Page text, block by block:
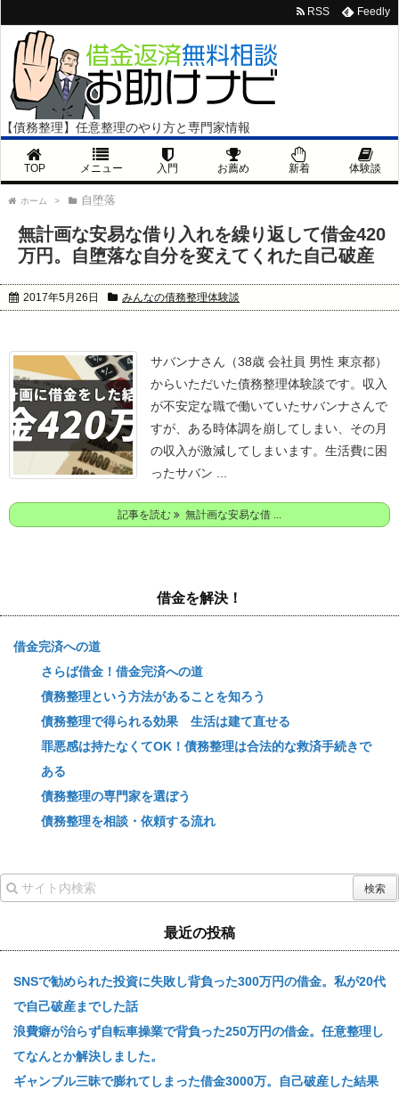
【債務整理】任意整理のやり方と専門家情報
TOP メニュー 入門 お薦め 新着 体験談
RSS Feedly
ホーム > 自堕落
無計画な安易な借り入れを繰り返して借金420
万円。自堕落な自分を変えてくれた自己破産
2017年5月26日 みんなの債務整理体験談
サバンナさん（38歳 会社員 男性 東京都）
からいただいた債務整理体験談です。 収入
が不安定な職で働いていたサバンナさんで
すが、ある時体調を崩してしまい、その月
の収入が激減してしまいます。 生活費に困
ったサバン ...
記事を読む 無計画な安易な借 ...
借金を解決！
借金完済への道
さらば借金！借金完済への道
債務整理という方法があることを知ろう
債務整理で得られる効果 生活は建て直せる
罪悪感は持たなくてOK！債務整理は合法的な救済手続きで
ある
債務整理の専門家を選ぼう
債務整理を相談・依頼する流れ
最近の投稿
SNSで勧められた投資に失敗し背負った300万円の借金。私が20代
で自己破産までした話
浪費癖が治らず自転車操業で背負った250万円の借金。任意整理し
てなんとか解決しました。
ギャンブル三昧で膨れてしまった借金3000万。自己破産した結果